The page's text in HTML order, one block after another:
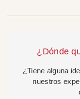
¿Dónde
¿Tiene alguna
nuestros